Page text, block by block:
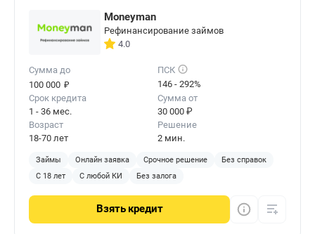
Moneyman
Рефинансирование займов
4.0
Сумма до
100 000 ₽
ПСК
146 - 292%
Срок кредита
1 - 36 мес.
Сумма от
30 000 ₽
Возраст
18-70 лет
Решение
2 мин.
Займы Онлайн заявка Срочное решение
Без справок
С 18 лет
С любой КИ Без залога
Взять кредит